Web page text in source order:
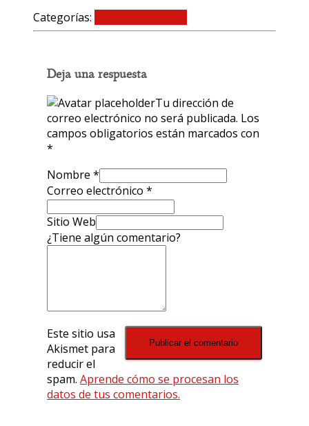
Categorías:
Deja una respuesta
Tu dirección de
correo electrónico no será publicada. Los
campos obligatorios están marcados con
*
Nombre *
Correo electrónico *
Sitio Web
¿Tiene algún comentario?
Este sitio usa
Akismet para
reducir el
spam. Aprende cómo se procesan los
datos de tus comentarios.